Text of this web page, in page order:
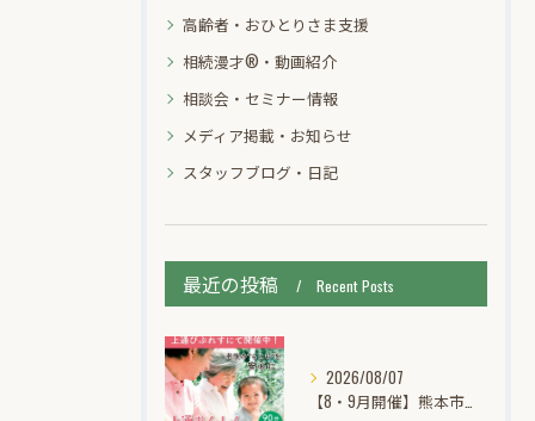
高齢者・おひとりさま支援
相続漫才®・動画紹介
相談会・セミナー情報
メディア掲載・お知らせ
スタッフブログ・日記
最近の投稿 Recent Posts
2026/08/07
【8・9月開催】熊本市中央区上通｜あんしん相続個別無料相談会